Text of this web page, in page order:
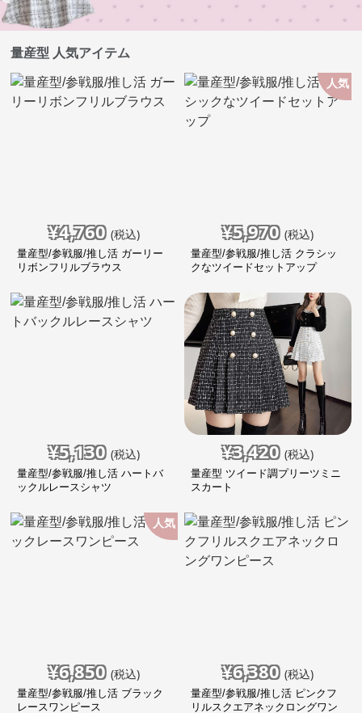
量産型 人気アイテム
¥4,760 (税込)
量産型/参戦服/推し活 ガーリー
リボンフリルブラウス
人気
¥5,970 (税込)
量産型/参戦服/推し活 クラシッ
クなツイードセットアップ
¥5,130 (税込)
量産型/参戦服/推し活 ハートバ
ックルレースシャツ
¥3,420 (税込)
量産型 ツイード調プリーツミニ
スカート
人気
¥6,850 (税込)
量産型/参戦服/推し活 ブラック
レースワンピース
¥6,380 (税込)
量産型/参戦服/推し活 ピンクフ
リルスクエアネックロングワン